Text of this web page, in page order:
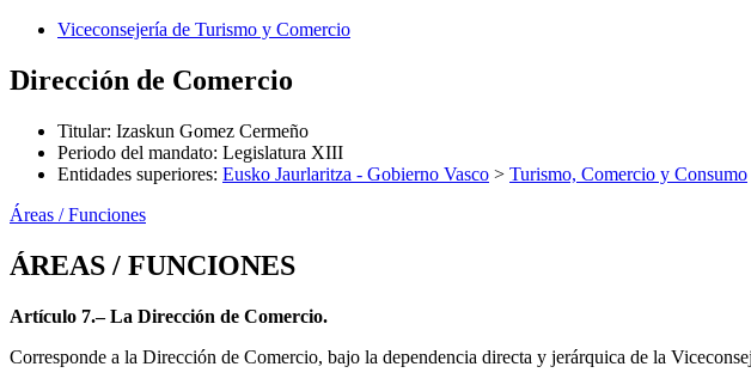
Viceconsejería de Turismo y Comercio
Dirección de Comercio
Titular: Izaskun Gomez Cermeño
Periodo del mandato: Legislatura XIII
Entidades superiores: Eusko Jaurlaritza - Gobierno Vasco > Turismo, Comercio y Consumo
Áreas / Funciones
ÁREAS / FUNCIONES
Artículo 7.– La Dirección de Comercio.
Corresponde a la Dirección de Comercio, bajo la dependencia directa y jerárquica de la